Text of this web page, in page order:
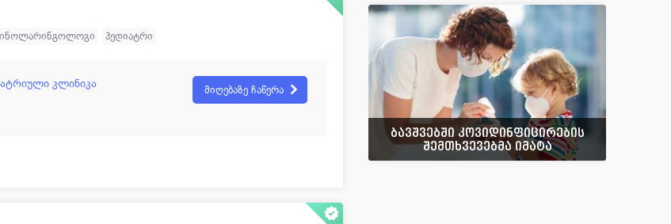
პედიატრი
კლინიკა
მიღებაზე ჩაწერა
ბავშვებში კოვიდინფიცირების
შემთხვევებმა იმატა